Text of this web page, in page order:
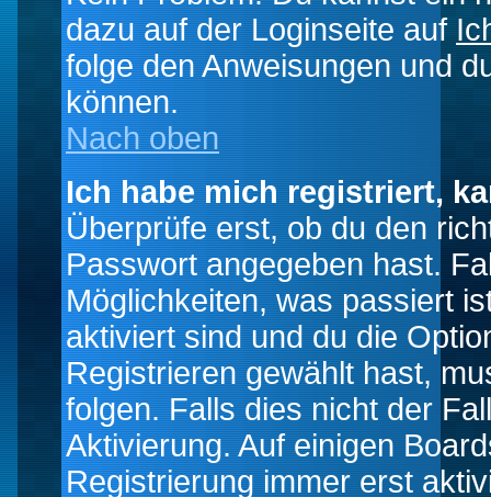
dazu auf der Loginseite auf
folge den Anweisungen und
können.
Nach oben
Ich habe mich registriert,
Überprüfe erst, ob du den
Passwort angegeben hast.
Möglichkeiten, was passiert
aktiviert sind und du die
Registrieren gewählt hast,
folgen. Falls dies nicht der
Aktivierung. Auf einigen
Registrierung immer erst